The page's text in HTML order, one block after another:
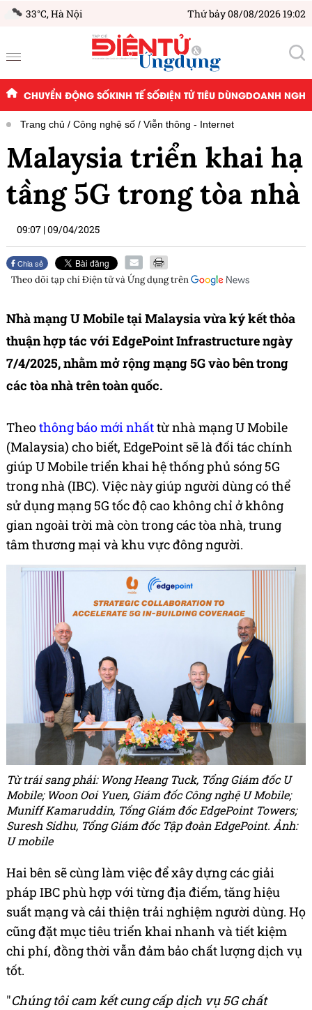
33°C,Hà Nội Thứ bảy 08/08/2026 19:02
CHUYỂN ĐỘNG SỐKINH TẾ SỐĐIỆN TỬ TIÊU DÙNGDOANH
Trang chủ Công nghệ số Viễn thông - Internet
Malaysia triển khai hạ
tầng 5G trong tòa nhà
09:07 |09/04/2025
Chia sẻ
Theo dõi tạp chíĐiện tử và Ứng dụngtrên
Nhà mạng U Mobile tại Malaysia vừa ký kết thỏa
thuận hợp tác với EdgePoint Infrastructure ngày
7/4/2025, nhằm mở rộng mạng 5G vào bên trong
các tòa nhà trên toàn quốc.
Theothông báo mới nhấttừ nhà mạng U Mobile
(Malaysia) cho biết, EdgePoint sẽ là đối tác chính
giúp U Mobile triển khai hệ thống phủ sóng 5G
trong nhà (IBC). Việc này giúp người dùng có thể
sử dụng mạng 5G tốc độ cao không chỉ ở không
gian ngoài trời mà còn trong các tòa nhà, trung
tâm thương mại và khu vực đông người.
Từ trái sang phải: Wong Heang Tuck, Tổng Giám đốc U
Mobile; Woon Ooi Yuen, Giám đốc Công nghệ U Mobile;
Muniff Kamaruddin, Tổng Giám đốc EdgePoint Towers;
Suresh Sidhu, Tổng Giám đốc Tập đoàn EdgePoint. Ảnh:
U mobile
Hai bên sẽ cùng làm việc để xây dựng các giải
pháp IBC phù hợp với từng địa điểm, tăng hiệu
suất mạng và cải thiện trải nghiệm người dùng. Họ
cũng đặt mục tiêu triển khai nhanh và tiết kiệm
chi phí, đồng thời vẫn đảm bảo chất lượng dịch vụ
tốt.
"Chúng tôi cam kết cung cấp dịch vụ 5G chất